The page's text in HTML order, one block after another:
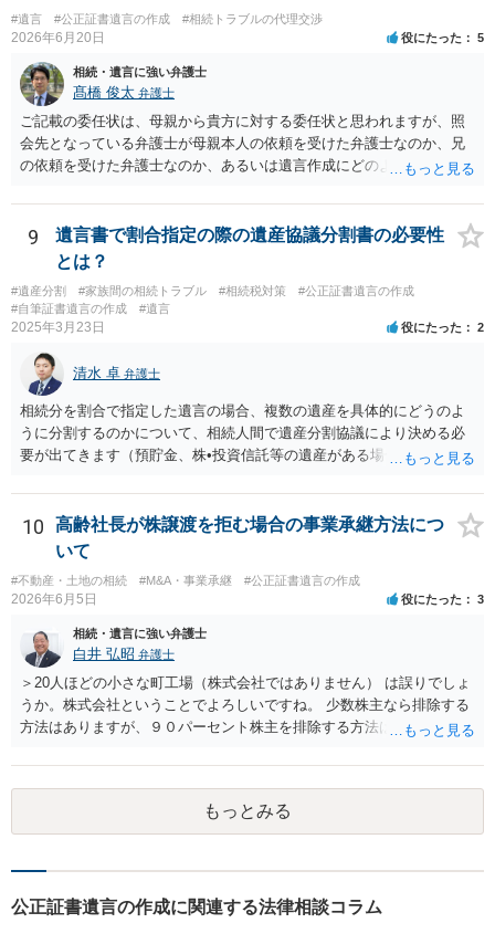
#遺言 #公正証書遺言の作成 #相続トラブルの代理交渉
2026年6月20日 役にたった 5
相続・遺言に強い弁護士
髙橋 俊太 弁護士
ご記載の委任状は、母親から貴方に対する委任状と思われますが、照
会先となっている弁護士が母親本人の依頼を受けた弁護士なのか、兄
の依頼を受けた弁護士なのか、あるいは遺言作成にどのような立場で
と思われます。 仮に、その弁護士が母親本人から依頼を受けているの
であれば、母親本人に対する報告義務が問題となります。母親が貴方
に一任する旨を明確に伝えており、委任状の内容にも、弁護士との連
絡、進捗確認、公正証書遺言の作成有無や控えの確認等が含まれてい
るのであれば、貴方から進捗状況等の説明を求める余地はあります。
他方で、その弁護士が兄の依頼を受けた弁護士である場合には、兄の
況を報告する義務があるとは限りません。また、親族間で利害対立が
ある可能性がある場合、守秘義務や本人意思確認の観点から、委任状
があるとしても直ちに内容を開示しないこともあり得ます。 公正証書
遺言が作成済みである場合でも、生前にその存在や内容を誰に開示す
るかは、基本的には遺言者本人の意思による問題です。まずは、母親
無・内容について説明してよい」旨を明確に伝えてもらい、委任状の
写しを添付して、期限を区切って書面で回答を求めることが考えられ
ます。それでも回答がない場合には、母親本人の意思能力や真意、兄
による不当な関与の有無も含めて、別の弁護士に資料（遺言書案、委
任状、母親の発言内容、弁護士との連絡履歴、兄とのやり取り等）を
示して相談した方がよいように思います。
9
遺言書で割合指定の際の遺産協議分割書の必要性
とは？
#遺産分割 #家族間の相続トラブル #相続税対策
#公正証書遺言の作成
#自筆証書遺言の作成
#遺言
2025年3月23日 役にたった 2
清水 卓 弁護士
相続分を割合で指定した遺言の場合、複数の遺産を具体的にどうのよ
うに分割するのかについて、相続人間で遺産分割協議により決める必
要が出てきます（預貯金、株•投資信託等の遺産がある場合に、どの遺
投資信託は他の相続人にというような分け方をするのか等について
は、相続人間で遺産分割協議により決める必要があります）。
10
高齢社長が株譲渡を拒む場合の事業承継方法につ
いて
#不動産・土地の相続 #M&A・事業承継 #公正証書遺言の作成
2026年6月5日 役にたった 3
相続・遺言に強い弁護士
白井 弘昭 弁護士
＞20人ほどの小さな町工場（株式会社ではありません） は誤りでしょ
うか。株式会社ということでよろしいですね。 少数株主なら排除する
方法はありますが、９０パーセント株主を排除する方法は現実的にあ
るか、家族を説得して承継させるかしかないでしょう。 また、出資者
がいれば、全員で会社を辞めて新たな会社を立ち上げることも考えら
れます。 それか、しばらく我慢して、社長が没した後に相続人から承
継させるしかないように思えます。 私見ながらご参考まで。
もっとみる
公正証書遺言の作成に関連する法律相談コラム